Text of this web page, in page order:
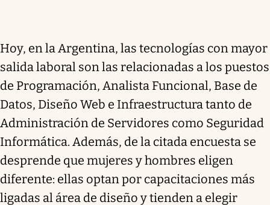
Hoy, en la Argentina, las tecnologías con mayor
salida laboral son las relacionadas a los puestos
de Programación, Analista Funcional, Base de
Datos, Diseño Web e Infraestructura tanto de
Administración de Servidores como Seguridad
Informática. Además, de la citada encuesta se
desprende que mujeres y hombres eligen
diferente: ellas optan por capacitaciones más
ligadas al área de diseño y tienden a elegir